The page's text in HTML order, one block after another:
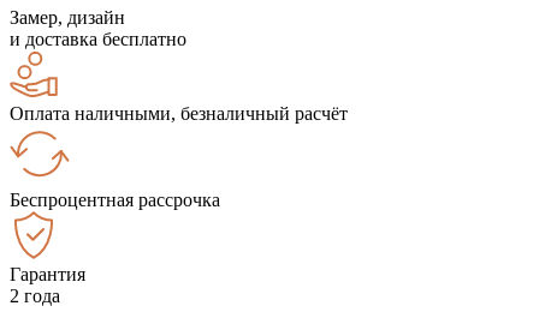
Замер, дизайн
и доставка бесплатно
Оплата наличными, безналичный расчёт
Беспроцентная рассрочка
Гарантия
2 года